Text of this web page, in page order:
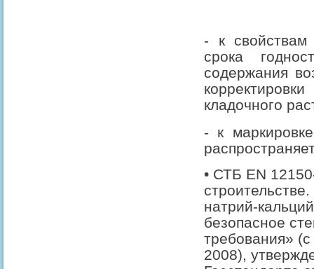
- к
срока
содержания
кладочного
- к
• СТБ EN
натрий-
безопасное
требования»
2008),